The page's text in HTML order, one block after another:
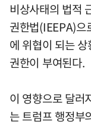
비상사태의 법적
권한법(IEEPA)
에 위협이 되는
권한이 부여된다.
이 영향으로 달러
는 트럼프 행정부